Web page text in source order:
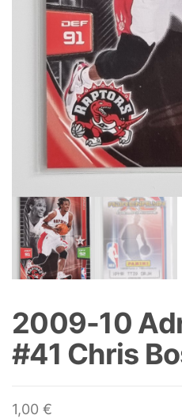
2009-10
#41 Chris
1,00 €